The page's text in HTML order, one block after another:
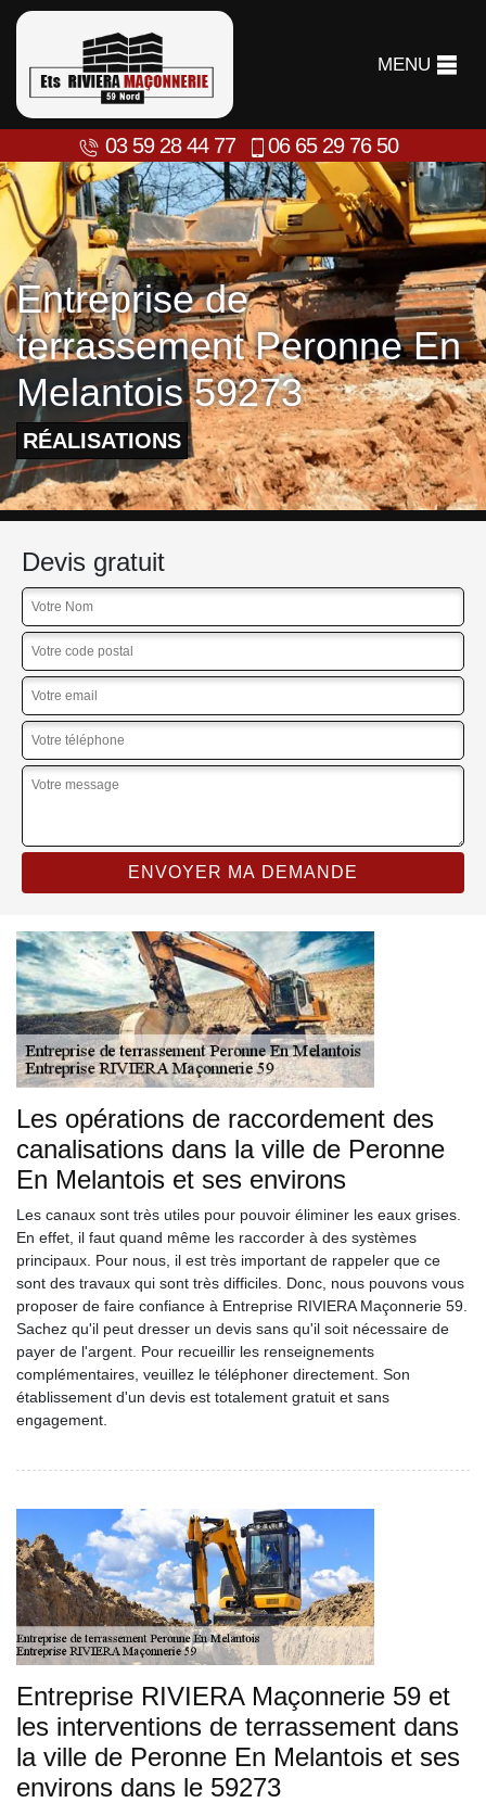
MENU
03 59 28 44 77 06 65 29 76 50
Entreprise de
terrassement Peronne En
Melantois 59273
RÉALISATIONS
Devis gratuit
Les opérations de raccordement des
canalisations dans la ville de Peronne
En Melantois et ses environs
Les canaux sont très utiles pour pouvoir éliminer les eaux grises.
En effet, il faut quand même les raccorder à des systèmes
principaux. Pour nous, il est très important de rappeler que ce
sont des travaux qui sont très difficiles. Donc, nous pouvons vous
proposer de faire confiance à Entreprise RIVIERA Maçonnerie 59.
Sachez qu'il peut dresser un devis sans qu'il soit nécessaire de
payer de l'argent. Pour recueillir les renseignements
complémentaires, veuillez le téléphoner directement. Son
établissement d'un devis est totalement gratuit et sans
engagement.
Entreprise RIVIERA Maçonnerie 59 et
les interventions de terrassement dans
la ville de Peronne En Melantois et ses
environs dans le 59273